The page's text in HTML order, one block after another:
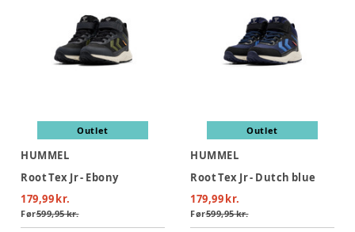
Outlet
HUMMEL
Root Tex Jr - Ebony
179,99 kr.
Før599,95 kr.
Outlet
HUMMEL
Root Tex Jr - Dutch blue
179,99 kr.
Før599,95 kr.